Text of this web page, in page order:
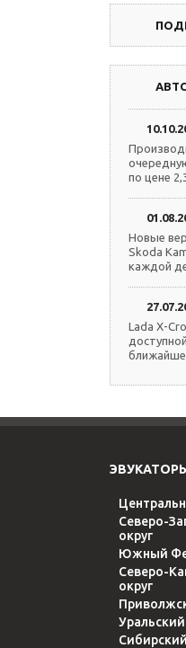
по цене
Новые
Skoda
каждой
Lada X-
Северо-
округ
Южный
Северо-
округ